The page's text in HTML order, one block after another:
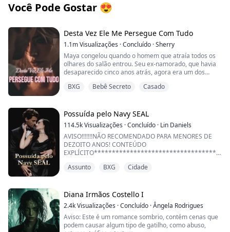
Você Pode Gostar 😍
Desta Vez Ele Me Persegue Com Tudo
1.1mVisualizações ·Concluído ·Sherry
Maya congelou quando o homem que atraía todos os
olhares do salão entrou. Seu ex-namorado, que havia
desaparecido cinco anos atrás, agora era um dos
nunca havia dado pistas sobre sua verdadeira
ele havia escondido a verdade para testá-la, concluído
que ela era fútil, e partido decepcionado.
Do lado de fora do salão, ela foi até ele enquanto ele
fumava perto da porta, querendo pelo menos se
explicar.
— Você ainda está com raiva de mim?
desprezo evidente.
— Com raiva? Você acha que eu estou com raiva?
Deixe-me adivinhar: a Maya finalmente descobre
quem eu sou e agora quer "se reconectar". Mais uma
BXG Bebê Secreto Casado
Possuída pelo Navy SEAL
114.5kVisualizações ·Concluído · Lin Daniels
AVISO!!!!!!!NÃO RECOMENDADO PARA MENORES DE
DEZOITO ANOS! CONTEÚDO
EXPLÍCITO***********************************
Deixa bem molhadinho pra mim.”
quando ele manda, mas eu obedeço todas as vezes,
sem falhar, e chupo aqueles dedos como se a minha
vida dependesse disso.
Minhas coxas começam a tremer quando eu ouço o
Assunto BXG Cidade
Diana Irmãos Costello I
2.4kVisualizações ·Concluído ·Ângela Rodrigues
Aviso: Este é um romance sombrio, contém cenas que
podem causar algum tipo de gatilho, como abuso,